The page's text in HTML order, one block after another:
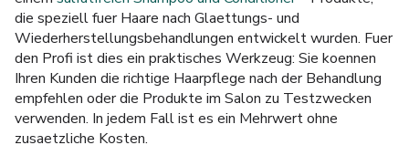
die speziell fuer Haare nach Glaettungs- und
Wiederherstellungsbehandlungen entwickelt wurden. Fuer
den Profi ist dies ein praktisches Werkzeug: Sie koennen
Ihren Kunden die richtige Haarpflege nach der Behandlung
empfehlen oder die Produkte im Salon zu Testzwecken
verwenden. In jedem Fall ist es ein Mehrwert ohne
zusaetzliche Kosten.